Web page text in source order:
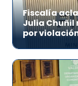
Fiscalía
Julia Chuñil
por